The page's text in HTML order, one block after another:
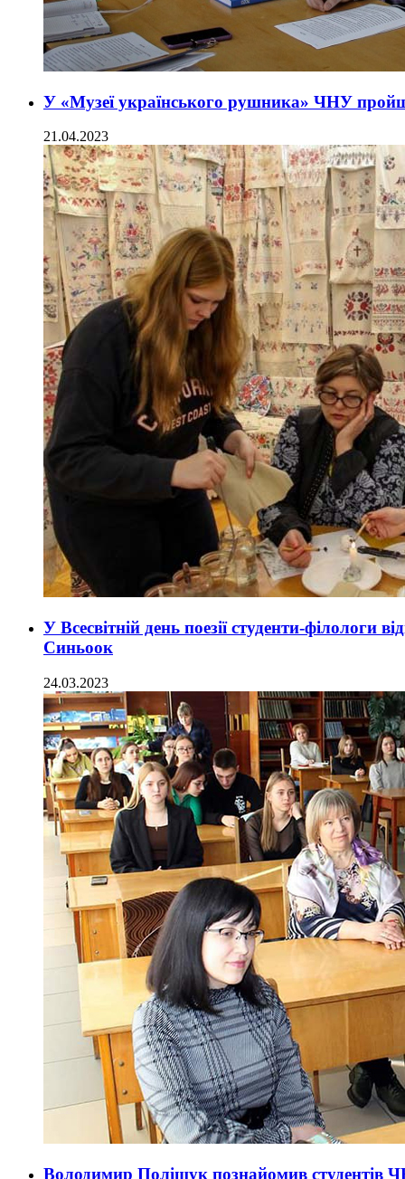
У «Музеї українського рушника» ЧНУ
21.04.2023
У Всесвітній день поезії студенти-філологи
Синьоок
24.03.2023
Володимир Поліщук познайомив студентів